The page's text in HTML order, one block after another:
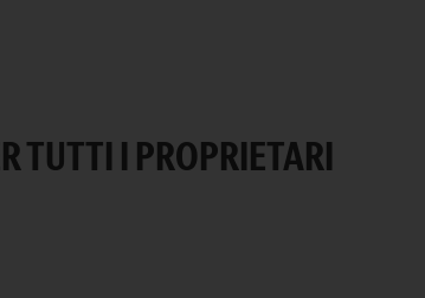
TUTTI I PROPRIETARI